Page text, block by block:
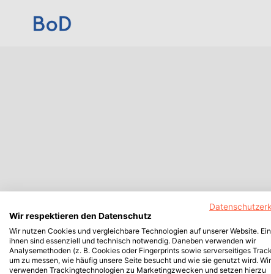
Wir respektieren den Datenschutz
Wir nutzen Cookies und vergleichbare Technologien auf unserer Website.
ihnen sind essenziell und technisch notwendig. Daneben verwenden wir
Analysemethoden (z. B. Cookies oder Fingerprints sowie serverseitiges
um zu messen, wie häufig unsere Seite besucht und wie sie genutzt wird. Wir
verwenden Trackingtechnologien zu Marketingzwecken und setzen hierzu